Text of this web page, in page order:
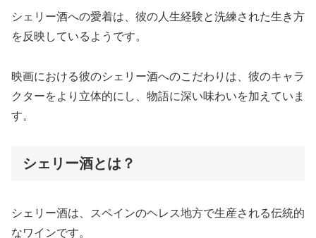
シェリー酒への愛着は、彼の人生経験と洗練された生き方
を反映しているようです。
映画における彼のシェリー酒へのこだわりは、彼のキャラ
クターをより立体的にし、物語に深い味わいを加えていま
す。
シェリー酒とは？
シェリー酒は、スペインのヘレス地方で生産される伝統的
なワインです。